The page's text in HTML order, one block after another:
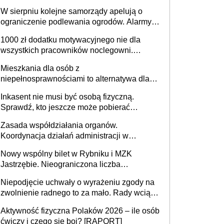
W sierpniu kolejne samorządy apelują o
ograniczenie podlewania ogrodów. Alarmy w
może objąć cały kraj
1000 zł dodatku motywacyjnego nie dla
wszystkich pracowników noclegowni.
Mieszkania dla osób z
niepełnosprawnościami to alternatywa dla
samodzielnie lub z rodziną
Inkasent nie musi być osobą fizyczną.
Sprawdź, kto jeszcze może pobierać
Zasada współdziałania organów.
Koordynacja działań administracji w
Nowy wspólny bilet w Rybniku i MZK
Jastrzębie. Nieograniczona liczba
Niepodjęcie uchwały o wyrażeniu zgody na
zwolnienie radnego to za mało. Rady wciąż
rozstrzygać sprawy
Aktywność fizyczna Polaków 2026 – ile osób
ćwiczy i czego się boi? [RAPORT]